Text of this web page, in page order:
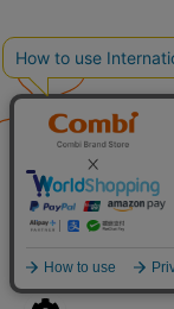
All Right